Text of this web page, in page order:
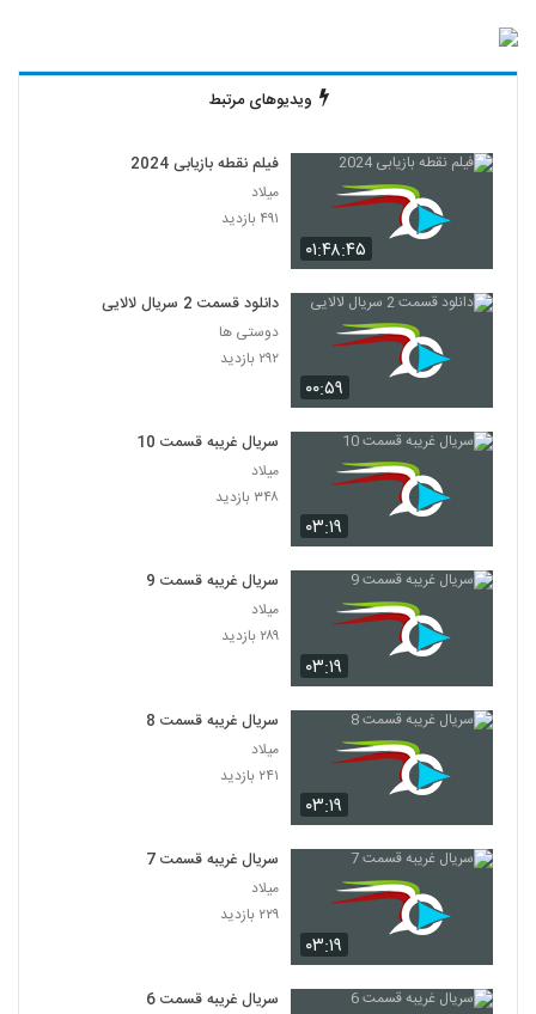
ویدیوهای مرتبط
۰۱:۴۸:۴۵
فیلم نقطه بازیابی 2024
میلاد
۴۹۱ بازدید
۰۰:۵۹
دانلود قسمت 2 سریال لالایی
دوستی ها
۲۹۲ بازدید
۰۳:۱۹
سریال غریبه قسمت 10
میلاد
۳۴۸ بازدید
۰۳:۱۹
سریال غریبه قسمت 9
میلاد
۲۸۹ بازدید
۰۳:۱۹
سریال غریبه قسمت 8
میلاد
۲۴۱ بازدید
۰۳:۱۹
سریال غریبه قسمت 7
میلاد
۲۲۹ بازدید
سریال غریبه قسمت 6